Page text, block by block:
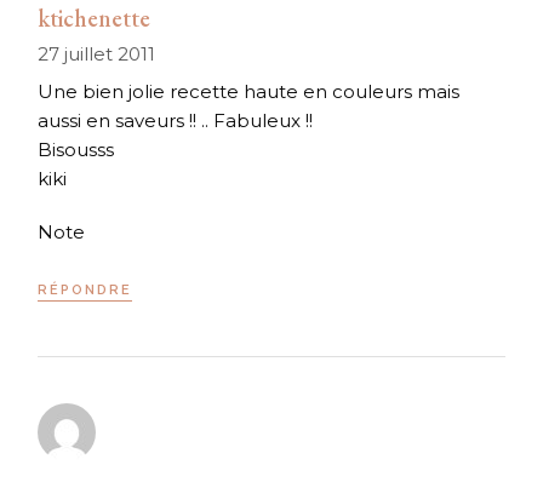
ktichenette
27 juillet 2011
Une bien jolie recette haute en couleurs mais
aussi en saveurs !! .. Fabuleux !!
Bisousss
kiki
Note
RÉPONDRE